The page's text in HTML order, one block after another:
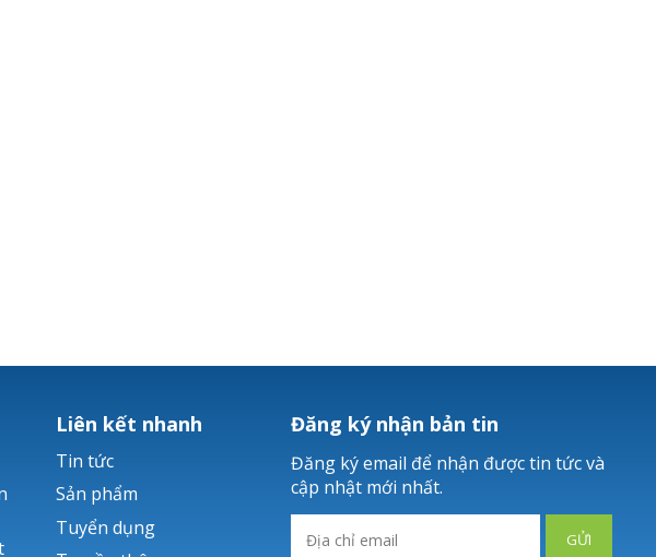
Liên kết nhanh
Tin tức
Sản phẩm
Tuyển dụng
Đăng ký nhận bản tin
Đăng ký email để nhận được tin tức và
cập nhật mới nhất.
GỬI